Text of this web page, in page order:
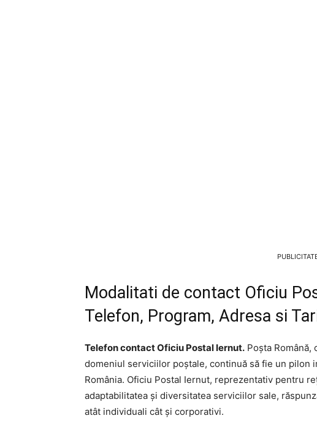
Modalitati de contact Oficiu
Telefon, Program, Adresa si
Telefon contact Oficiu Postal Iernut. Poșta
domeniul serviciilor poștale, continuă să fie un pilon
România. Oficiu Postal Iernut, reprezentativ pentru
adaptabilitatea și diversitatea serviciilor sale,
atât individuali cât și corporativi.